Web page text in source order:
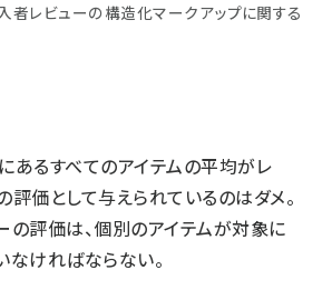
者レビューの構造化マークアップに関する
あるすべてのアイテムの平均がレ
評価として与えられているのはダメ。
の評価は、個別のアイテムが対象に
なければならない。